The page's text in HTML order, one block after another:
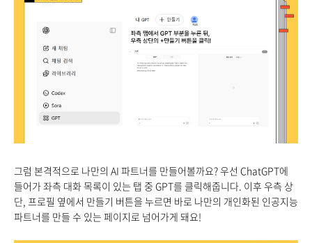
그럼 본격적으로 나만의 AI 파트너를 만들어볼까요? 우선 ChatGPT에
들어가 좌측 대화 목록이 있는 탭 중 GPT를 클릭해줍니다. 이후 우측 상
단, 프로필 옆에서 만들기 버튼을 누르면 바로 나만의 개인화된 인공지능
파트너를 만들 수 있는 페이지로 넘어가게 돼요!